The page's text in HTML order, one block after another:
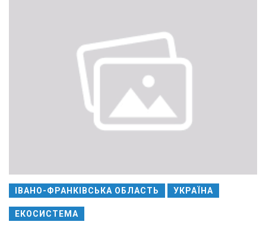
ІВАНО-ФРАНКІВСЬКА ОБЛАСТЬ УКРАЇНА
ЕКОСИСТЕМА